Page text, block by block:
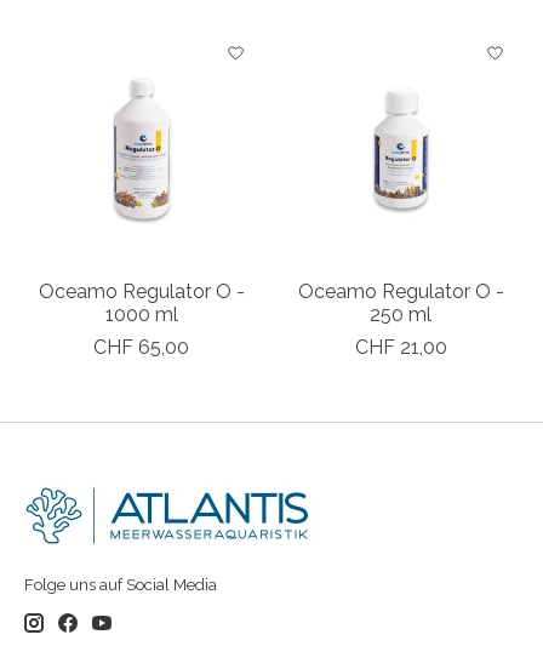
Oceamo Regulator O -
1000 ml
CHF 65,00
Oceamo Regulator O -
250 ml
CHF 21,00
Folge uns auf Social Media